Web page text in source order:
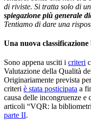
di riviste. Si tratta solo di
spiegazione più generale
Tentiamo di dare una
Una nuova
Sono appena usciti i criteri
Valutazione della Qualità
Originariamente prevista
criteri è stata posticipata a
causa delle incongruenze
articoli “VQR: la
parte II.